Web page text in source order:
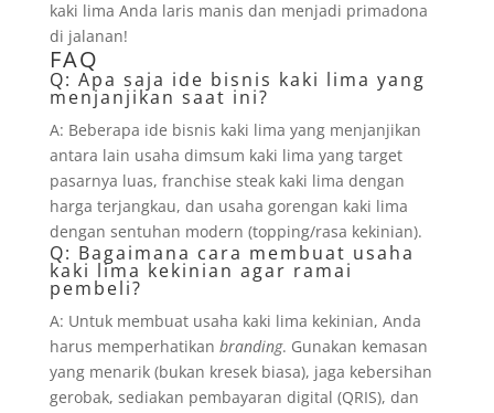
kaki lima Anda laris manis dan menjadi primadona
di jalanan!
FAQ
Q: Apa saja ide bisnis kaki lima yang
menjanjikan saat ini?
A: Beberapa ide bisnis kaki lima yang menjanjikan
antara lain usaha dimsum kaki lima yang target
pasarnya luas, franchise steak kaki lima dengan
harga terjangkau, dan usaha gorengan kaki lima
dengan sentuhan modern (topping/rasa kekinian).
Q: Bagaimana cara membuat usaha
kaki lima kekinian agar ramai
pembeli?
A: Untuk membuat usaha kaki lima kekinian, Anda
harus memperhatikan branding. Gunakan kemasan
yang menarik (bukan kresek biasa), jaga kebersihan
gerobak, sediakan pembayaran digital (QRIS), dan